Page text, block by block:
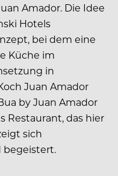
Amador. Die Idee
Hotels
bei dem eine
Küche im
in
Juan Amador
by Juan Amador
Restaurant, das hier
sich
begeistert.